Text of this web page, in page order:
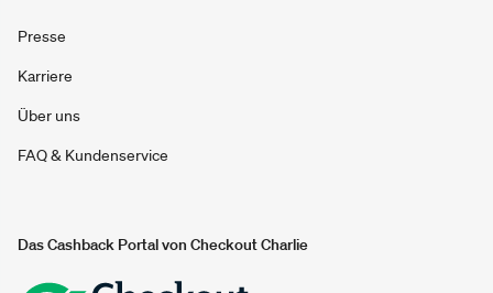
Presse
Karriere
Über uns
FAQ & Kundenservice
Das Cashback Portal von Checkout Charlie